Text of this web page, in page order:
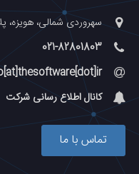
سهروردی شمالی، هویزه،
021-82801803
کانال اطلاع رسانی شرکت
تماس با ما